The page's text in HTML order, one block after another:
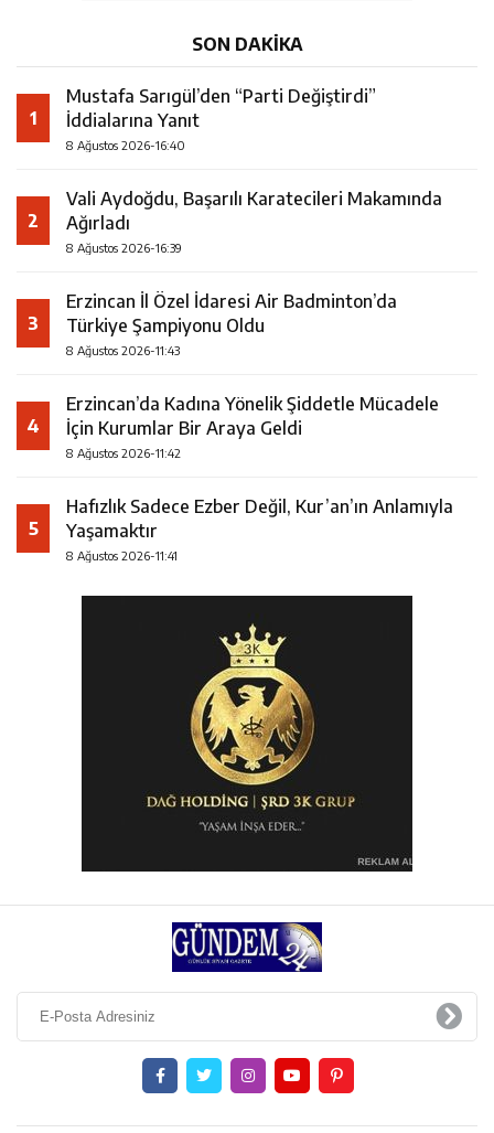
SON DAKİKA
1
Mustafa Sarıgül’den “Parti Değiştirdi”
İddialarına Yanıt
8 Ağustos 2026-16:40
2
Vali Aydoğdu, Başarılı Karatecileri Makamında
Ağırladı
8 Ağustos 2026-16:39
3
Erzincan İl Özel İdaresi Air Badminton’da
Türkiye Şampiyonu Oldu
8 Ağustos 2026-11:43
4
Erzincan’da Kadına Yönelik Şiddetle Mücadele
İçin Kurumlar Bir Araya Geldi
8 Ağustos 2026-11:42
5
Hafızlık Sadece Ezber Değil, Kur’an’ın Anlamıyla
Yaşamaktır
8 Ağustos 2026-11:41